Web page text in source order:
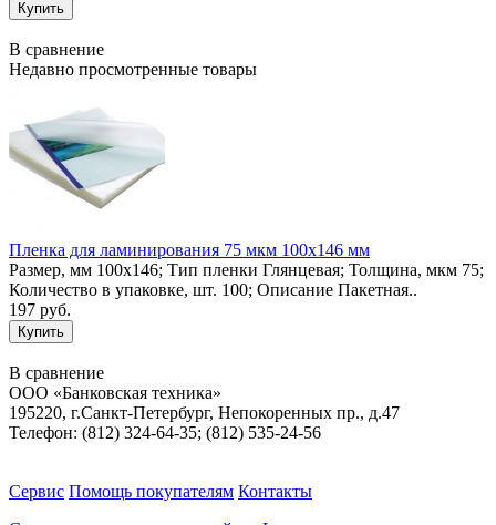
В сравнение
Недавно просмотренные товары
Пленка для ламинирования 75 мкм 100х146 мм
Размер, мм 100х146; Тип пленки Глянцевая; Толщина, мкм 75;
Количество в упаковке, шт. 100; Описание Пакетная..
197 руб.
В сравнение
ООО «Банковская техника»
195220, г.Санкт-Петербург, Непокоренных пр., д.47
Телефон: (812) 324-64-35; (812) 535-24-56
Сервис Помощь покупателям Контакты